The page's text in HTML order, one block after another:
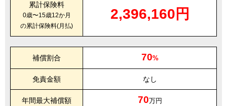
累計保険料
0歳〜15歳12か月
の累計保険料(月払)
2,396,160円
補償割合 70%
免責金額 なし
年間最大補償額 70万円